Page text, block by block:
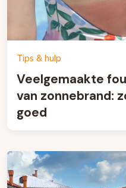
Tips & hulp
Veelgemaakte
van zonnebrand:
goed